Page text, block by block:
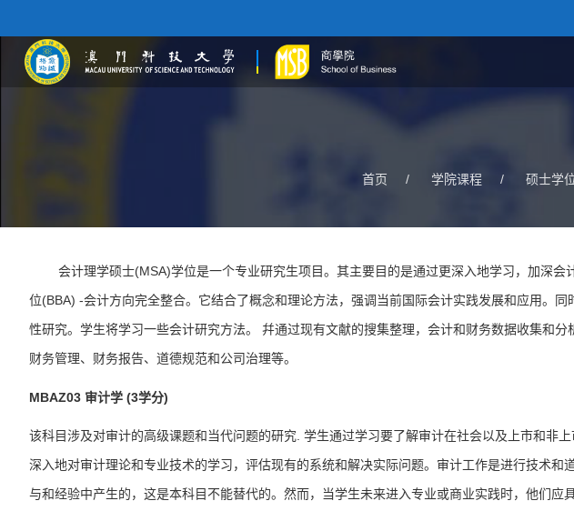
首页 / 学院课程 / 硕士学
会计理学硕士(MSA)学位是一个专业研究生项目。其主要目的是通过更深入地学习，加深会
位(BBA) -会计方向完全整合。它结合了概念和理论方法，强调当前国际会计实践发展和应用。
性研究。学生将学习一些会计研究方法。 幷通过现有文献的搜集整理，会计和财务数据收集和
财务管理、财务报告、道德规范和公司治理等。
MBAZ03 审计学 (3学分)
该科目涉及对审计的高级课题和当代问题的研究. 学生通过学习要了解审计在社会以及上市和非
深入地对审计理论和专业技术的学习，评估现有的系统和解决实际问题。审计工作是进行技术和
与和经验中产生的，这是本科目不能替代的。然而，当学生未来进入专业或商业实践时，他们应